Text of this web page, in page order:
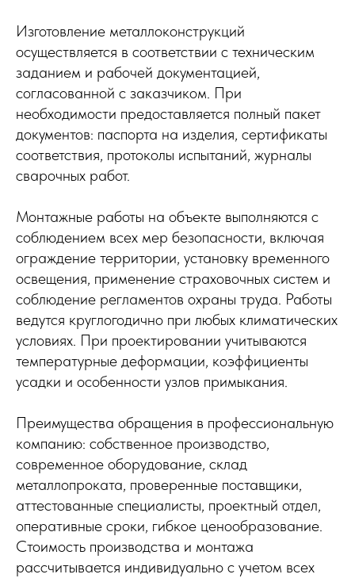
Изготовление металлоконструкций
осуществляется в соответствии с техническим
заданием и рабочей документацией,
согласованной с заказчиком. При
необходимости предоставляется полный пакет
документов: паспорта на изделия, сертификаты
соответствия, протоколы испытаний, журналы
сварочных работ.
Монтажные работы на объекте выполняются с
соблюдением всех мер безопасности, включая
ограждение территории, установку временного
освещения, применение страховочных систем и
соблюдение регламентов охраны труда. Работы
ведутся круглогодично при любых климатических
условиях. При проектировании учитываются
температурные деформации, коэффициенты
усадки и особенности узлов примыкания.
Преимущества обращения в профессиональную
компанию: собственное производство,
современное оборудование, склад
металлопроката, проверенные поставщики,
аттестованные специалисты, проектный отдел,
оперативные сроки, гибкое ценообразование.
Стоимость производства и монтажа
рассчитывается индивидуально с учетом всех